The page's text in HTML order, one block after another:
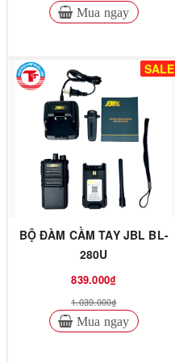
Mua ngay
SALE
BỘ ĐÀM CẦM TAY JBL BL-
280U
839.000₫
1.039.000₫
Mua ngay